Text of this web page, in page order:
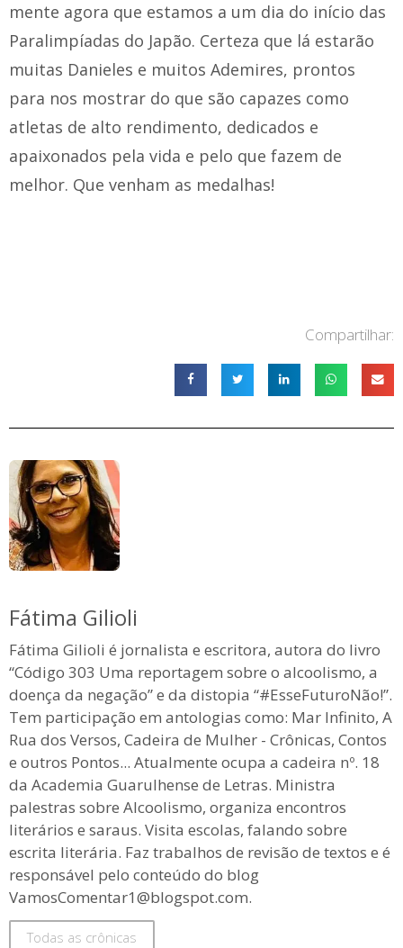
mente agora que estamos a um dia do início das
Paralimpíadas do Japão. Certeza que lá estarão
muitas Danieles e muitos Ademires, prontos
para nos mostrar do que são capazes como
atletas de alto rendimento, dedicados e
apaixonados pela vida e pelo que fazem de
melhor. Que venham as medalhas!
Compartilhar:
Fátima Gilioli
Fátima Gilioli é jornalista e escritora, autora do livro
“Código 303 Uma reportagem sobre o alcoolismo, a
doença da negação” e da distopia “#EsseFuturoNão!”.
Tem participação em antologias como: Mar Infinito, A
Rua dos Versos, Cadeira de Mulher - Crônicas, Contos
e outros Pontos... Atualmente ocupa a cadeira nº. 18
da Academia Guarulhense de Letras. Ministra
palestras sobre Alcoolismo, organiza encontros
literários e saraus. Visita escolas, falando sobre
escrita literária. Faz trabalhos de revisão de textos e é
responsável pelo conteúdo do blog
VamosComentar1@blogspot.com.
Todas as crônicas